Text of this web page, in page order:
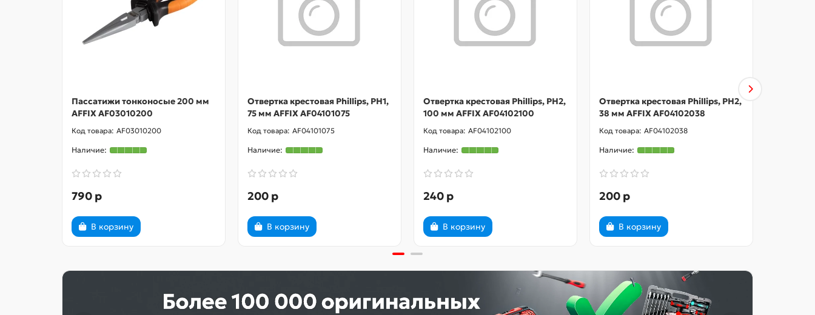
Пассатижи тонконосые 200 мм
AFFIX AF03010200
AF03010200
790 р
В корзину
Отвертка крестовая Phillips, PH1,
75 мм AFFIX AF04101075
AF04101075
200 р
В корзину
Отвертка крестовая Phillips, PH2,
100 мм AFFIX AF04102100
AF04102100
240 р
В корзину
Отвертка крестовая Phillips, PH2,
38 мм AFFIX AF04102038
AF04102038
200 р
В корзину